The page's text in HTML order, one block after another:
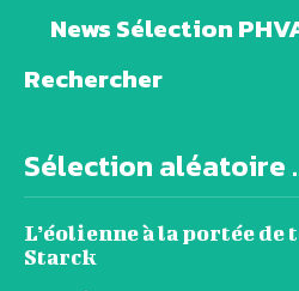
News Sélection
Rechercher
Sélection aléatoire
L’éolienne à la portée
Starck